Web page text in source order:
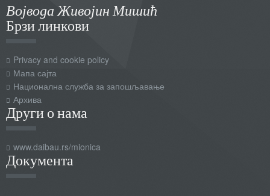
Војвода Живојин Мишић
Брзи линкови
Privacy and cookie policy
Мапа сајта
Национална служба за запошљавање
Архива
Други о нама
www.daibau.rs/mionica
Документа